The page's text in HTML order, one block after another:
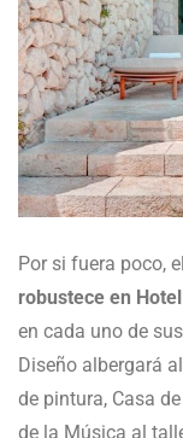
Por si fuera poco, el
robustece en
en cada uno de
Diseño albergará
de pintura, Casa
de la Música al